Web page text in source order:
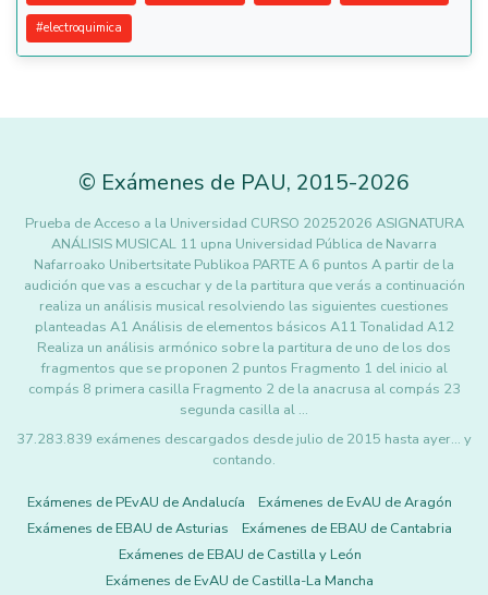
#electroquimica
© Exámenes de PAU, 2015-2026
Prueba de Acceso a la Universidad CURSO 20252026 ASIGNATURA
ANÁLISIS MUSICAL 11 upna Universidad Pública de Navarra
Nafarroako Unibertsitate Publikoa PARTE A 6 puntos A partir de la
audición que vas a escuchar y de la partitura que verás a continuación
realiza un análisis musical resolviendo las siguientes cuestiones
planteadas A1 Análisis de elementos básicos A11 Tonalidad A12
Realiza un análisis armónico sobre la partitura de uno de los dos
fragmentos que se proponen 2 puntos Fragmento 1 del inicio al
compás 8 primera casilla Fragmento 2 de la anacrusa al compás 23
segunda casilla al …
37.283.839 exámenes descargados desde julio de 2015 hasta ayer... y
contando.
Exámenes de PEvAU de Andalucía
Exámenes de EvAU de Aragón
Exámenes de EBAU de Asturias
Exámenes de EBAU de Cantabria
Exámenes de EBAU de Castilla y León
Exámenes de EvAU de Castilla-La Mancha